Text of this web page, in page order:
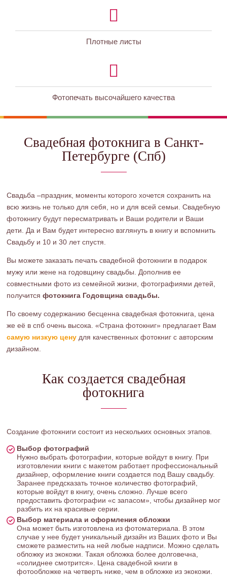
Плотные листы
Фотопечать высочайшего качества
Свадебная фотокнига в Санкт-
Петербурге (Спб)
Свадьба –праздник, моменты которого хочется сохранить на
всю жизнь не только для себя, но и для всей семьи. Свадебную
фотокнигу будут пересматривать и Ваши родители и Ваши
дети. Да и Вам будет интересно взглянуть в книгу и вспомнить
Свадьбу и 10 и 30 лет спустя.
Вы можете заказать печать свадебной фотокниги в подарок
мужу или жене на годовщину свадьбы. Дополнив ее
совместными фото из семейной жизни, фотографиями детей,
получится фотокнига Годовщина свадьбы.
По своему содержанию бесценна свадебная фотокнига, цена
же её в спб очень высока. «Страна фотокниг» предлагает Вам
самую низкую ценудля качественных фотокниг с авторским
дизайном.
Как создается свадебная
фотокнига
Создание фотокниги состоит из нескольких основных этапов.
Выбор фотографий
Нужно выбрать фотографии, которые войдут в книгу. При
изготовлении книги с макетом работает профессиональный
дизайнер, оформление книги создается под Вашу свадьбу.
Заранее предсказать точное количество фотографий,
которые войдут в книгу, очень сложно. Лучше всего
предоставить фотографии «с запасом», чтобы дизайнер мог
разбить их на красивые серии.
Выбор материала и оформления обложки
Она может быть изготовлена из фотоматериала. В этом
случае у нее будет уникальный дизайн из Ваших фото и Вы
сможете разместить на ней любые надписи. Можно сделать
обложку из экокожи. Такая обложка более долговечна,
«солиднее смотрится». Цена свадебной книги в
фотообложке на четверть ниже, чем в обложке из экокожи.